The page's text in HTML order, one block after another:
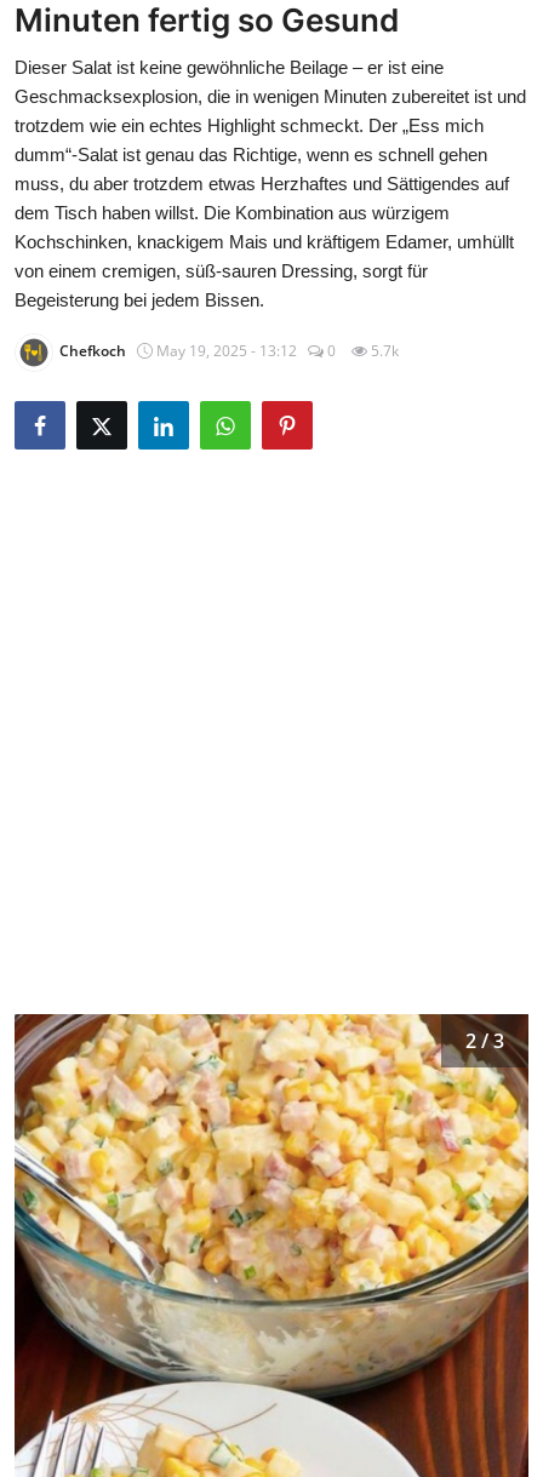
Minuten fertig so Gesund
Dieser Salat ist keine gewöhnliche Beilage – er ist eine
Geschmacksexplosion, die in wenigen Minuten zubereitet ist und
trotzdem wie ein echtes Highlight schmeckt. Der „Ess mich
dumm“-Salat ist genau das Richtige, wenn es schnell gehen
muss, du aber trotzdem etwas Herzhaftes und Sättigendes auf
dem Tisch haben willst. Die Kombination aus würzigem
Kochschinken, knackigem Mais und kräftigem Edamer, umhüllt
von einem cremigen, süß-sauren Dressing, sorgt für
Begeisterung bei jedem Bissen.
Chefkoch May 19, 2025 - 13:12 0 5.7k
2 / 3